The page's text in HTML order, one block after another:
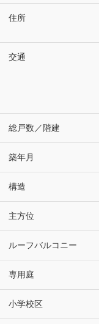
住所
交通
総戸数／階建
築年月
構造
主方位
ルーフバルコニー
専用庭
小学校区